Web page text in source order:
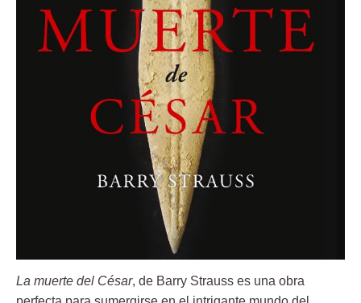
La muerte del César, de Barry Strauss es una obra